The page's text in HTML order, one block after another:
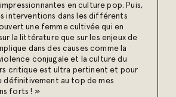
en culture pop. Puis,
interventions dans les différents
une femme cultivée qui en
la littérature que sur les enjeux de
dans des causes comme la
conjugale et la culture du
critique est ultra pertinent et pour
définitivement au top de mes
forts ! »